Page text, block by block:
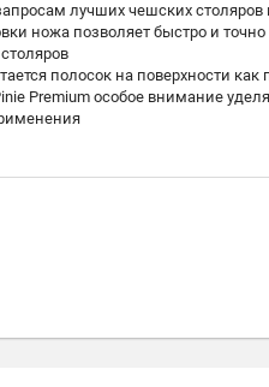
лучших чешских
ножа позволяет быстро и
полосок на поверхности
Premium особое внимание
высококачественного граба,
под углом 45°
с ножом Pinie Profi